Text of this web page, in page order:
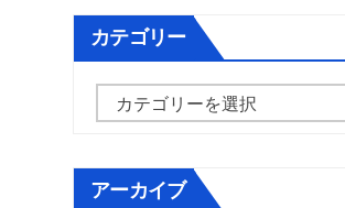
カテゴリー
ゴ
リ
アーカイブ